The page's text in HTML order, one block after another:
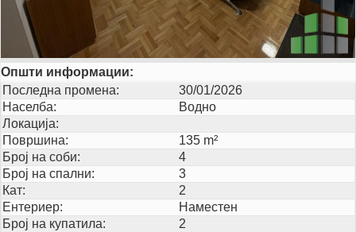
GO!
Општи информации:
Последна промена:
30/01/2026
Населба:
Водно
Локација:
Површина:
135 m²
Број на соби:
4
Број на спални:
3
Кат:
2
Ентериер:
Наместен
Број на купатила:
2